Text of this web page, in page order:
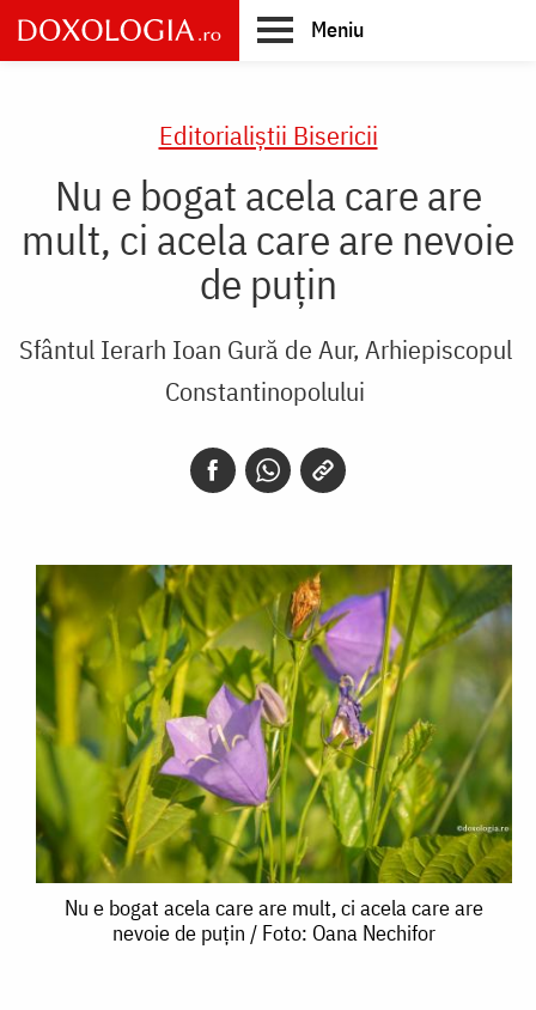
Skip
to
main
Meniu
Editorialiștii Bisericii
Nu e bogat acela care are
mult, ci acela care are nevoie
de puțin
Sfântul Ierarh Ioan Gură de Aur, Arhiepiscopul
Constantinopolului
NuNu e bogat acela care are mult, ci acela care are
nevoie de puțin / Foto: Oana Nechifor